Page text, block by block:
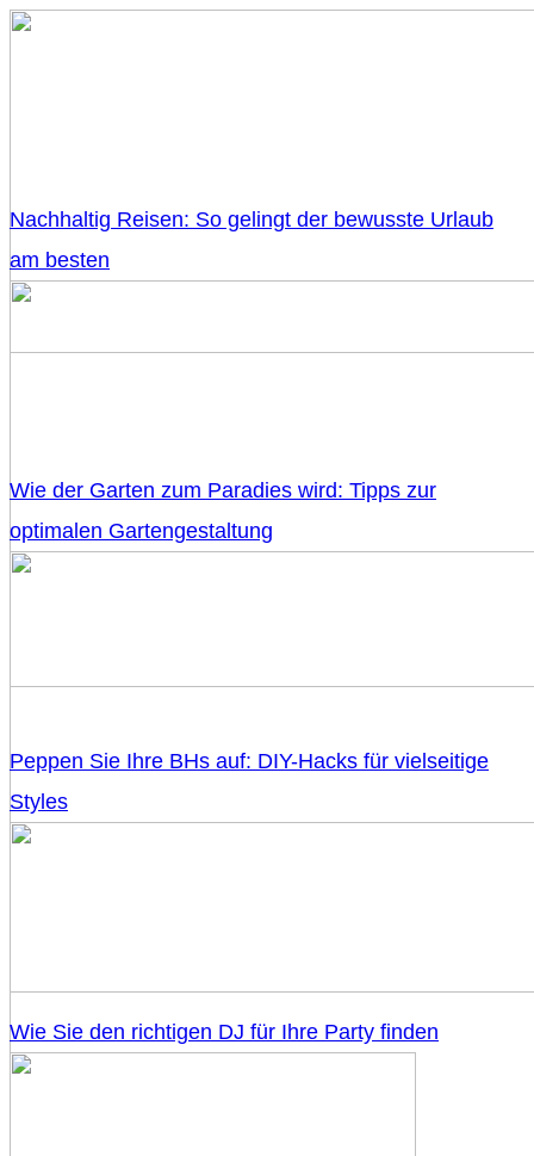
Nachhaltig Reisen: So gelingt der bewusste Urlaub
am besten
Wie der Garten zum Paradies wird: Tipps zur
optimalen Gartengestaltung
Peppen Sie Ihre BHs auf: DIY-Hacks für vielseitige
Styles
Wie Sie den richtigen DJ für Ihre Party finden